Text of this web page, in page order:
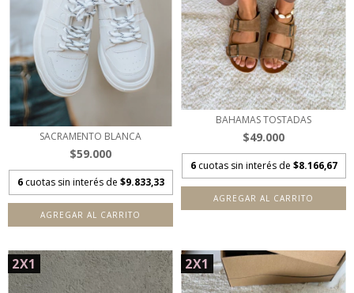
SACRAMENTO BLANCA
$59.000
6 cuotas sin interés de $9.833,33
AGREGAR AL CARRITO
BAHAMAS TOSTADAS
$49.000
6 cuotas sin interés de $8.166,67
AGREGAR AL CARRITO
2X1 2X1